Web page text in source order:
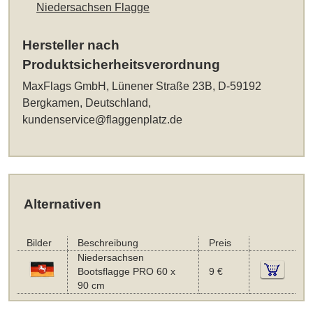
Niedersachsen Flagge
Hersteller nach
Produktsicherheitsverordnung
MaxFlags GmbH, Lünener Straße 23B, D-59192
Bergkamen, Deutschland,
kundenservice@flaggenplatz.de
Alternativen
Bilder Beschreibung
Preis
Niedersachsen
Bootsflagge PRO 60 x
90 cm
9 €